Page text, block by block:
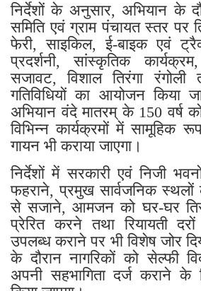
निर्देशों के अनुसार, अभियान के
समिति एवं ग्राम पंचायत स्तर पर
फेरी, साइकिल, ई-बाइक एवं
प्रदर्शनी, सांस्कृतिक
सजावट, विशाल तिरंगा
गतिविधियों का आयोजन किया
अभियान वंदे मातरम् के 150 वर्ष
विभिन्न कार्यक्रमों में सामूहिक
गायन भी कराया जाएगा।
निर्देशों में सरकारी एवं निजी
फहराने, प्रमुख सार्वजनिक स्थलों
से सजाने, आमजन को घर-घर
प्रेरित करने तथा रियायती
उपलब्ध कराने पर भी विशेष जोर
के दौरान नागरिकों को सेल्फी
अपनी सहभागिता दर्ज कराने के